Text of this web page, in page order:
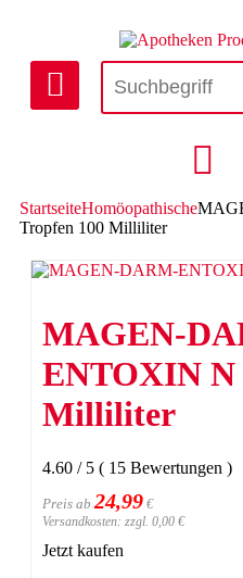
StartseiteHomöopathische
Tropfen 100 Milliliter
MAGEN-
ENTOXIN N
Milliliter
4.60 / 5 ( 15 Bewertungen )
Preis ab 24,99 €
Versandkosten: zzgl. 0,00 €
Jetzt kaufen